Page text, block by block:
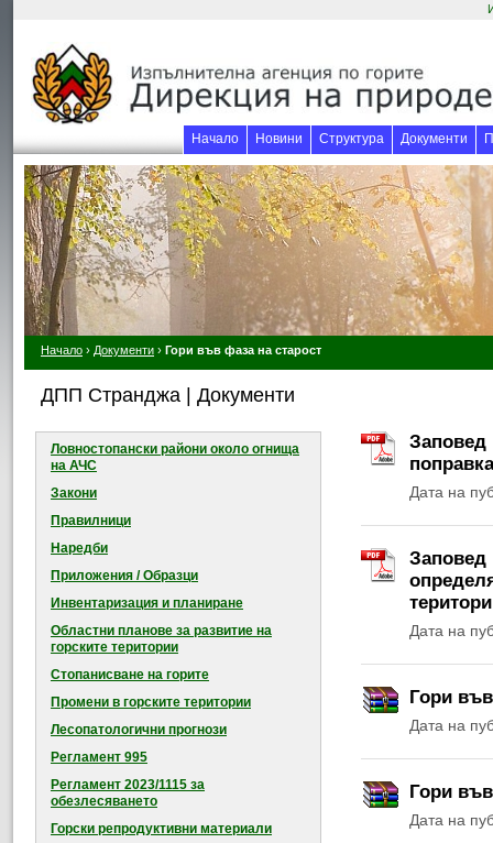
Начало Новини Структура Документи
Начало › Документи › Гори във фаза на старост
ДПП Странджа | Документи
Ловностопански райони около огнищa
на АЧС
Закони
Правилници
Наредби
Приложения / Образци
Инвентаризация и планиране
Областни планове за развитие на
горските територии
Стопанисване на горите
Промени в горските територии
Лесопатологични прогнози
Регламент 995
Регламент 2023/1115 за
обезлесяването
Горски репродуктивни материали
Заповед
Дата на
Заповед
Дата на
Гори
Дата на
Гори
Дата на